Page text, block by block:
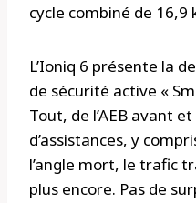
cycle combiné de 16,9
L’Ioniq 6 présente la
de sécurité active «
Tout, de l’AEB avant
d’assistances, y
l’angle mort, le trafic
plus encore. Pas de